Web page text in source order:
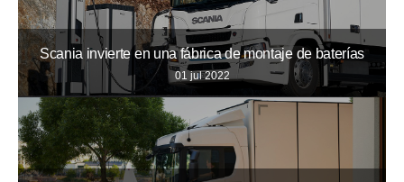
Scania invierte en una fábrica de montaje de baterías
01 jul 2022